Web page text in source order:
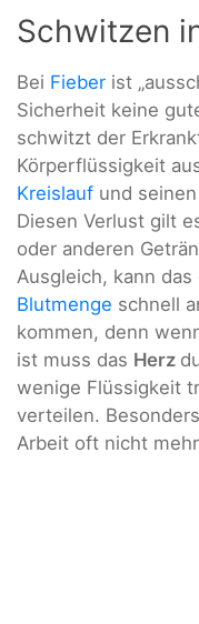
Schwitzen
Bei Fieber ist
Sicherheit keine
schwitzt der
Körperflüssigkeit
Kreislauf und seinen
Diesen Verlust gilt
oder anderen
Ausgleich, kann das
Blutmenge schnell
kommen, denn
ist muss das Herz
wenige Flüssigkeit
verteilen.
Arbeit oft nicht